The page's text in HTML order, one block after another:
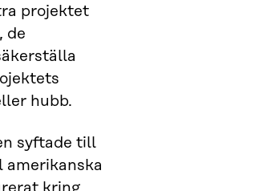
projektet
de
hubb.
syftade till